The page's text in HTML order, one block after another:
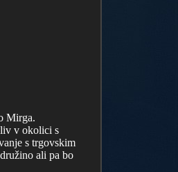
Mirga.
v okolici s
s trgovskim
ali pa bo